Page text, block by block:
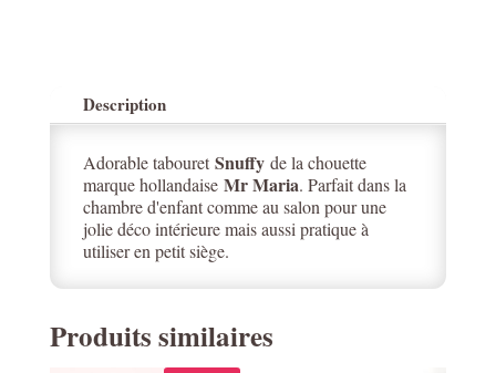
Description
Adorable tabouret Snuffyde la chouette
marque hollandaise Mr Maria. Parfait dans la
chambre d'enfant comme au salon pour une
jolie déco intérieure mais aussi pratique à
utiliser en petit siège.
Produits similaires